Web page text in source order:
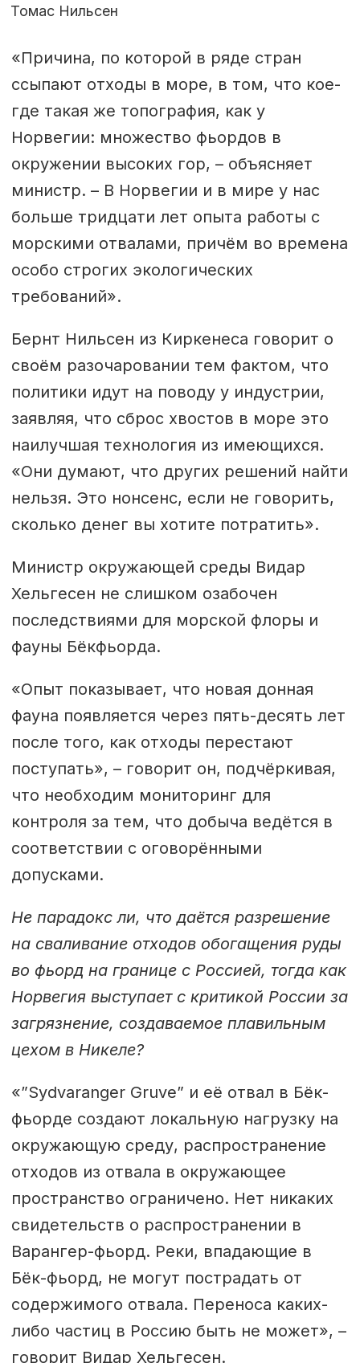
Томас Нильсен
«Причина, по которой в ряде стран
ссыпают отходы в море, в том, что кое-
где такая же топография, как у
Норвегии: множество фьордов в
окружении высоких гор, – объясняет
министр. – В Норвегии и в мире у нас
больше тридцати лет опыта работы с
морскими отвалами, причём во времена
особо строгих экологических
требований».
Бернт Нильсен из Киркенеса говорит о
своём разочаровании тем фактом, что
политики идут на поводу у индустрии,
заявляя, что сброс хвостов в море это
наилучшая технология из имеющихся.
«Они думают, что других решений найти
нельзя. Это нонсенс, если не говорить,
сколько денег вы хотите потратить».
Министр окружающей среды Видар
Хельгесен не слишком озабочен
последствиями для морской флоры и
фауны Бёкфьорда.
«Опыт показывает, что новая донная
фауна появляется через пять-десять лет
после того, как отходы перестают
поступать», – говорит он, подчёркивая,
что необходим мониторинг для
контроля за тем, что добыча ведётся в
соответствии с оговорёнными
допусками.
Не парадокс ли, что даётся разрешение
на сваливание отходов обогащения руды
во фьорд на границе с Россией, тогда как
Норвегия выступает с критикой России за
загрязнение, создаваемое плавильным
цехом в Никеле?
«”Sydvaranger Gruve” и её отвал в Бёк-
фьорде создают локальную нагрузку на
окружающую среду, распространение
отходов из отвала в окружающее
пространство ограничено. Нет никаких
свидетельств о распространении в
Варангер-фьорд. Реки, впадающие в
Бёк-фьорд, не могут пострадать от
содержимого отвала. Переноса каких-
либо частиц в Россию быть не может», –
говорит Видар Хельгесен.